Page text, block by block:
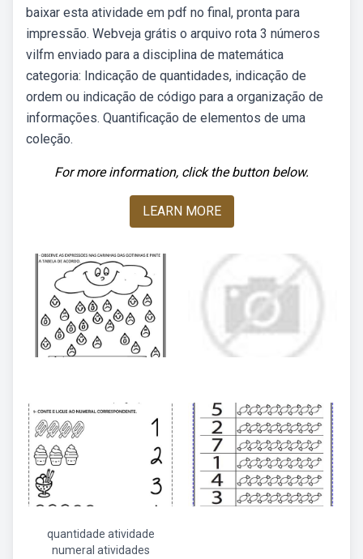
baixar esta atividade em pdf no final, pronta para
impressão. Webveja grátis o arquivo rota 3 números
vilfm enviado para a disciplina de matemática
categoria: Indicação de quantidades, indicação de
ordem ou indicação de código para a organização de
informações. Quantificação de elementos de uma
coleção.
For more information, click the button below.
LEARN MORE
quantidade atividade
numeral atividades